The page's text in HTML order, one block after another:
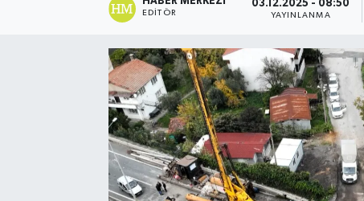
EDITÖR
03.12.2025 - 08:50
YAYINLANMA